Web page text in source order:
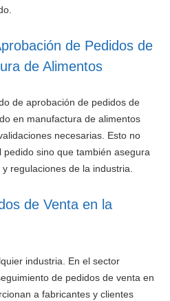
de Pedidos de
de Alimentos
de aprobación de pedidos de
en manufactura de alimentos
necesarias. Esto no
sino que también asegura
regulaciones de la industria.
de Venta en la
industria. En el sector
de pedidos de venta en
a fabricantes y clientes